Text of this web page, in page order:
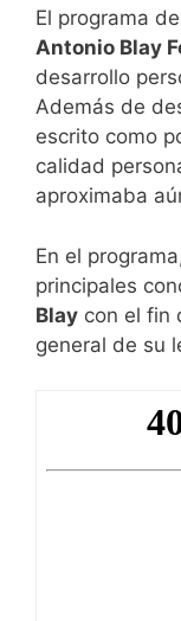
El programa
Antonio Blay
desarrollo
Además de
escrito como
calidad
aproximaba
En el
principales
Blay con el fin
general de su